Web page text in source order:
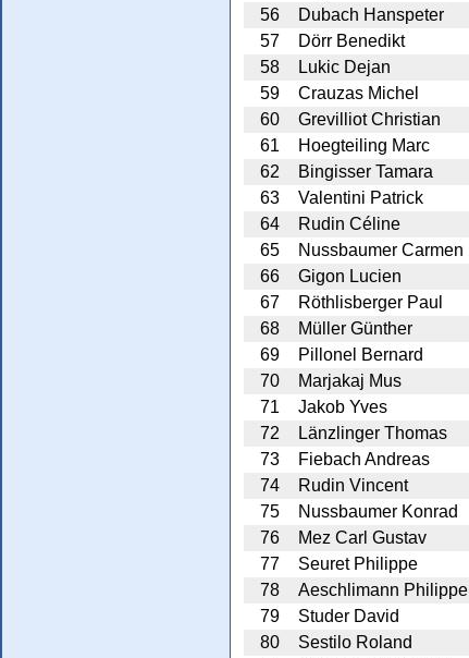
56
Dubach Hanspeter
57
Dörr Benedikt
58
Lukic Dejan
59
Crauzas Michel
60
Grevilliot Christian
61
Hoegteiling Marc
62
Bingisser Tamara
63
Valentini Patrick
64
Rudin Céline
65
Nussbaumer Carmen
66
Gigon Lucien
67
Röthlisberger Paul
68
Müller Günther
69
Pillonel Bernard
70
Marjakaj Mus
71
Jakob Yves
72
Länzlinger Thomas
73
Fiebach Andreas
74
Rudin Vincent
75
Nussbaumer Konrad
76
Mez Carl Gustav
77
Seuret Philippe
78
Aeschlimann Philippe
79
Studer David
80
Sestilo Roland